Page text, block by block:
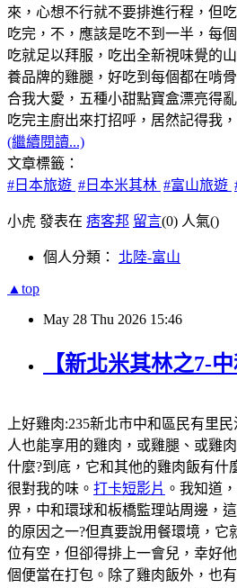
來，心想不行就不要排進行程，但
吃完，不，應該是吃不到一半，每
吃就足以拜服，吃出全新視味覺的
養品牌的雞腿，好吃到每個都在啃
合我大愛，五種小甜點寶盒漂亮得
吃完主廚出來打招呼，居然記得我
(繼續閱讀...)
文章標籤：
#日本旅遊 #日本米其林 #富山旅遊
小虎 發表在 痞客邦 留言(0) 人氣()
個人分類： 北陸-富山
▲top
May 28 Thu 2026 15:46
【新北米其林之7-
上好雞肉:235新北市中和區民有里
人也能享用的雞肉，或雞腿、或雞
什麼?到底，它和其他的雞肉飯有什
很對我的味。 打卡短影片 。我知道
界，中和環球和板橋監理站周邊，
的原因之一?但真要說用餐環境，
位有空，但卻得排上一會兒，幸好
個便當在打包。除了雞肉飯外，也